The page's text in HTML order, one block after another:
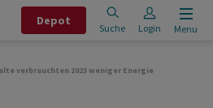
Depot
Suche Login Menu
verbrauchten 2023 weniger Energie